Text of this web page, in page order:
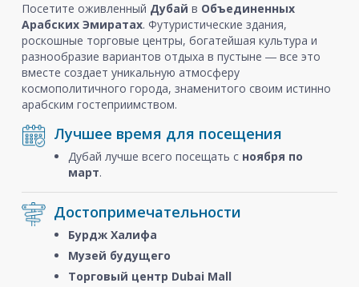
Посетите оживленный Дубай в Объединенных
Арабских Эмиратах. Футуристические здания,
роскошные торговые центры, богатейшая культура и
разнообразие вариантов отдыха в пустыне ― все это
вместе создает уникальную атмосферу
космополитичного города, знаменитого своим истинно
арабским гостеприимством.
Лучшее время для посещения
Дубай лучше всего посещать с ноября по
март.
Достопримечательности
Бурдж Халифа
Музей будущего
Торговый центр Dubai Mall